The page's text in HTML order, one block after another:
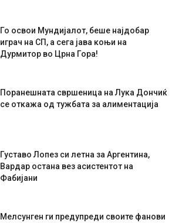
Го освои Мундијалот, беше најдобар
играч на СП, а сега јава коњи на
Дурмитор во Црна Гора!
Поранешната свршеница на Лука Дончиќ
се откажа од тужбата за алиментација
Густаво Лопез си летна за Аргентина,
Вардар остана вез асистентот на
Фабијани
Мелсунген ги предупреди своите фанови